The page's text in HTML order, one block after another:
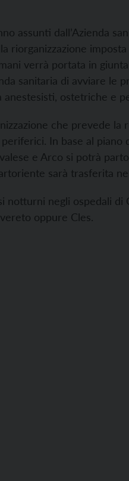
assunti dall’Azienda
riorganizzazione imposta
verrà portata in
sanitaria di avviare le
anestesisti, ostetriche e
che prevede la
In base al piano
e Arco si potrà
sarà trasferita
negli ospedali di
oppure Cles.